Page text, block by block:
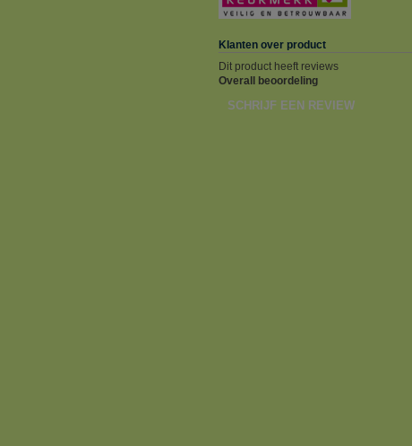
Klanten over product
Dit product heeft reviews
Overall beoordeling
SCHRIJF EEN REVIEW